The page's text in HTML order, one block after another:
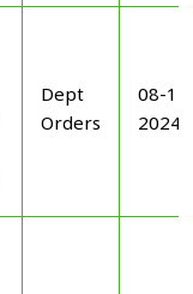
Dept
Orders
08-
2024